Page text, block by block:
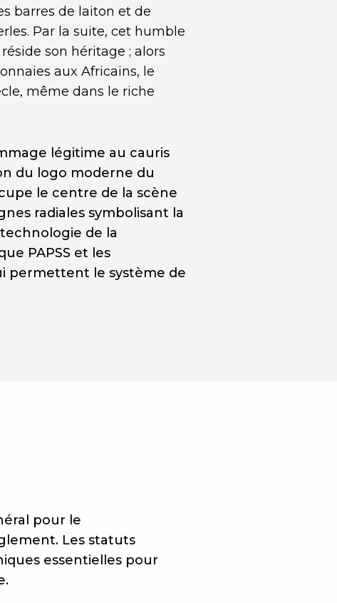
barres de laiton et de
Par la suite, cet humble
son héritage ; alors
aux Africains, le
même dans le riche
légitime au cauris
du logo moderne du
le centre de la scène
radiales symbolisant la
de la
PAPSS et les
permettent le système de
pour le
Les statuts
essentielles pour